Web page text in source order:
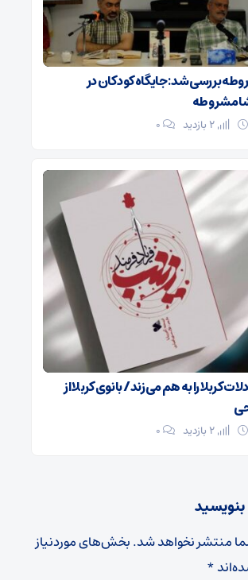
بررسی شد: جایگاه کودکان در
۰
کربلا را به هم می‌زند/ بانوی کربلا از
۰
منتشر نخواهد شد.بخش‌های موردنیاز
*